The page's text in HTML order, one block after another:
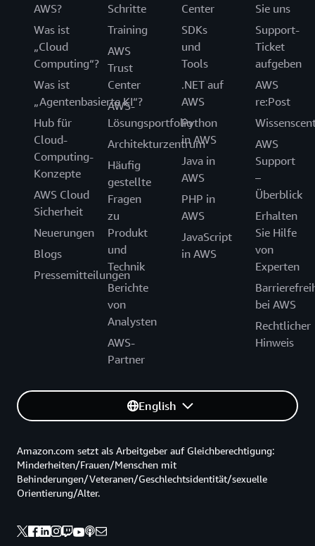
AWS?
Was ist
„Cloud
Computing“?
Was ist
„Agentenbasierte KI“?
Hub für
Cloud-
Computing-
Konzepte
AWS Cloud
Sicherheit
Neuerungen
Blogs
Pressemitteilungen
Schritte
Training
AWS
Trust
Center
AWS-
Lösungsportfolio
Architekturzentrum
Häufig
gestellte
Fragen
zu
Produkt
und
Technik
Berichte
von
Analysten
AWS-
Partner
Center
SDKs
und
Tools
.NET auf
AWS
Python
in AWS
Java in
AWS
PHP in
AWS
JavaScript
in AWS
Sie uns
Support-
Ticket
aufgeben
AWS
re:Post
AWS
Support
–
Überblick
Erhalten
Sie Hilfe
von
Experten
bei AWS
Rechtlicher
Hinweis
English
Amazon.com setzt als Arbeitgeber auf Gleichberechtigung:
Minderheiten/Frauen/Menschen mit
Behinderungen/Veteranen/Geschlechtsidentität/sexuelle
Orientierung/Alter.